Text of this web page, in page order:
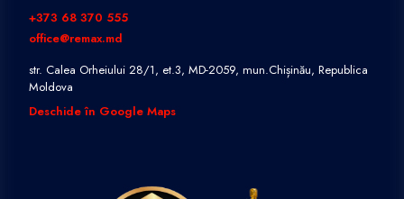
+373 68 370 555
office@remax.md
str. Calea Orheiului 28/1, et.3, MD-2059, mun.Chișinău, Republica
Moldova
Deschide în Google Maps